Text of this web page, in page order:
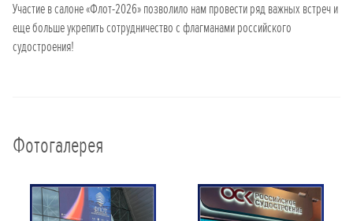
Участие в салоне «Флот-2026» позволило нам провести ряд важных встреч и
еще больше укрепить сотрудничество с флагманами российского
судостроения!
Фотогалерея